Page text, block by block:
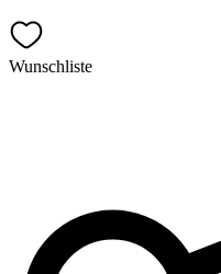
Wunschliste